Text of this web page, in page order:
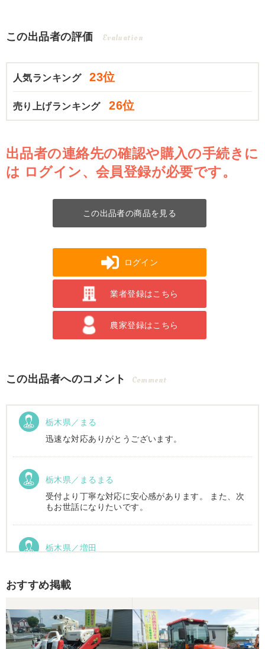
この出品者の評価 Evaluation
人気ランキング 23位
売り上げランキング 26位
出品者の連絡先の確認や購入の手続きに
は ログイン、会員登録が必要です。
この出品者の商品を見る
ログイン
業者登録はこちら
農家登録はこちら
この出品者へのコメント Comment
栃木県／まる
迅速な対応ありがとうございます。
栃木県／まるまる
受付より丁寧な対応に安心感があります。 また、次
もお世話になりたいです。
栃木県／増田
おすすめ掲載